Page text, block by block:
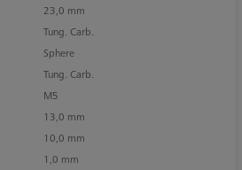
23,0 mm
Tung. Carb.
Sphere
Tung. Carb.
M5
13,0 mm
10,0 mm
1,0 mm